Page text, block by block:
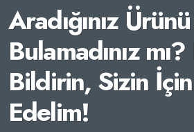
Aradığınız Ürünü
Bulamadınız
Bildirin, Sizin
Edelim!